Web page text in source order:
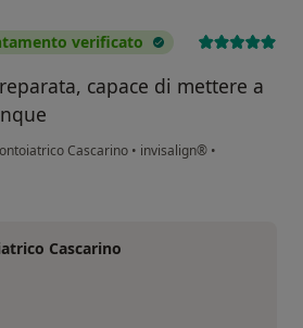
verificato
capace di mettere a
Cascarino • invisalign® •
Alfonso
Cascarino